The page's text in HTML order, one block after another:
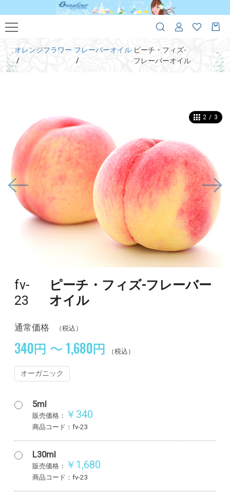
オレンジフラワー フレーバーオイル ピーチ・フィズ-
フレーバーオイル
2 / 3
fv-
23
ピーチ・フィズ-フレーバー
オイル
通常価格 （税込）
340円 ～ 1,680円 （税込）
オーガニック
5ml
販売価格： ￥340
商品コード：fv-23
L30ml
販売価格： ￥1,680
商品コード：fv-23